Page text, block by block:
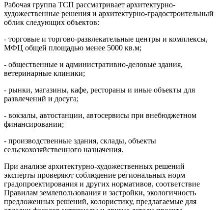
Рабочая группа ТСП рассматривает архитектурно-
художественные решения и архитектурно-градостроительный
облик следующих объектов:
- торговые и торгово-развлекательные центры и комплексы,
МФЦ общей площадью менее 5000 кв.м;
- общественные и административно-деловые здания,
ветеринарные клиники;
- рынки, магазины, кафе, рестораны и иные объекты для
развлечений и досуга;
- вокзалы, автостанции, автосервисы при внебюджетном
финансировании;
- производственные здания, склады, объекты
сельскохозяйственного назначения.
При анализе архитектурно-художественных решений
эксперты проверяют соблюдение региональных норм
градопроектирования и других нормативов, соответствие
Правилам землепользования и застройки, экологичность
предложенных решений, колористику, предлагаемые для